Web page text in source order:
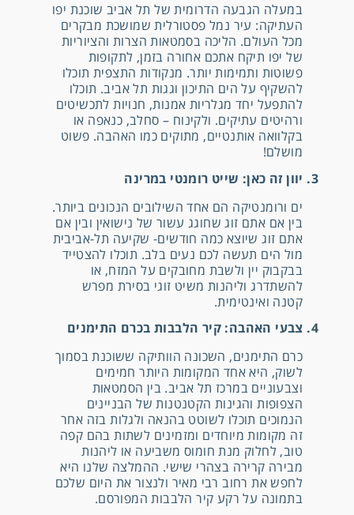
במעלה הגבעה הדרומית של תל אביב שוכנת יפו
העתיקה: עיר נמל פסטורלית שמושכת מבקרים
מכל העולם. הליכה בסמטאות הצרות והציוריות
של יפו תיקח אתכם אחורה בזמן, לתקופות
פשוטות ותמימות יותר. מנקודות התצפית תוכלו
להשקיף על הים התיכון וגגות תל אביב. תוכלו
להתפעל יחד מגלריות אמנות, חנויות לתכשיטים
ורהיטים עתיקים. ולקינוח – סחלב, כנאפה או
בקלוואה אותנטיים, מתוקים כמו האהבה. פשוט
מושלם!
3. יוון זה כאן: שייט רומנטי במרינה
ים ורומנטיקה הם אחד השילובים הנכונים ביותר.
בין אם אתם זוג שחוגג עשור של נישואין ובין אם
אתם זוג שיוצא כמה חודשים- שקיעה תל-אביבית
מול הים תעשה לכם נעים בלב. תוכלו להצטייד
בבקבוק יין ולשבת מחובקים על המזח, או
להשתדרג וליהנות משיט זוגי בסירת מפרש
קטנה ואינטימית.
4. צבעי האהבה: קיר הלבבות בכרם התימנים
כרם התימנים, השכונה הוותיקה ששוכנת בסמוך
לשוק, היא אחד המקומות היותר חמימים
וצבעוניים במרכז תל אביב. בין הסמטאות
הצפופות והגינות הקטנטנות של הבניינים
הנמוכים תוכלו לשוטט בהנאה ולגלות בזה אחר
זה מקומות מיוחדים ומזמינים לשתות בהם קפה
טוב, לחלוק מנת חומוס משביעה או ליהנות
מבירה קרירה בצהרי שישי. ההמלצה שלנו היא
לחפש את רחוב רבי מאיר ולנצור את היום שלכם
בתמונה על רקע קיר הלבבות המפורסם.